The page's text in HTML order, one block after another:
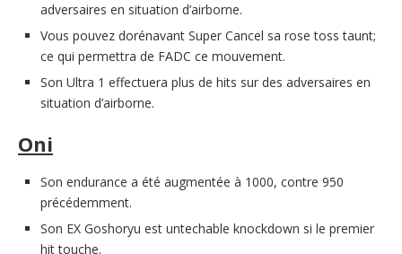
adversaires en situation d’airborne.
Vous pouvez dorénavant Super Cancel sa rose toss taunt;
ce qui permettra de FADC ce mouvement.
Son Ultra 1 effectuera plus de hits sur des adversaires en
situation d’airborne.
Oni
Son endurance a été augmentée à 1000, contre 950
précédemment.
Son EX Goshoryu est untechable knockdown si le premier
hit touche.